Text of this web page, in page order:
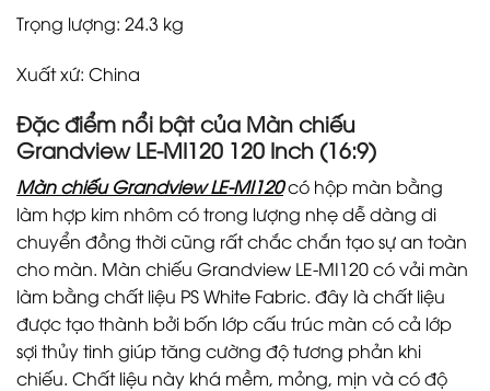
Trọng lượng: 24.3 kg
Xuất xứ: China
Đặc điểm nổi bật của Màn chiếu
Grandview LE-MI120 120 Inch (16:9)
Màn chiếu Grandview LE-MI120có hộp màn bằng
làm hợp kim nhôm có trong lượng nhẹ dễ dàng di
chuyển đồng thời cũng rất chắc chắn tạo sự an toàn
cho màn. Màn chiếu Grandview LE-MI120 có vải màn
làm bằng chất liệu PS White Fabric. đây là chất liệu
được tạo thành bởi bốn lớp cấu trúc màn có cả lớp
sợi thủy tinh giúp tăng cường độ tương phản khi
chiếu. Chất liệu này khá mềm, mỏng, mịn và có độ